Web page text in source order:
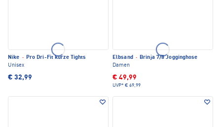
Nike · Pro Dri-Fit kurze Tights
Unisex
€ 32,99
Elbsand · Brinja 7/8 Jogginghose
Damen
€ 49,99
UVP* € 69,99